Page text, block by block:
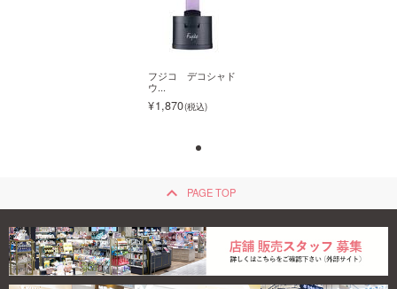
フジコ デコシャド
ウ...
1,870
フジコ デコシャド
ウ...
1,870
keyboard_arrow_up PAGE TOP